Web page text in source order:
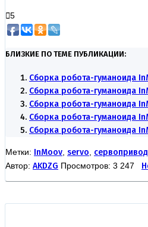
5
БЛИЗКИЕ ПО ТЕМЕ ПУБЛИКАЦИИ:
Сборка робота-гуманоида
Сборка робота-гуманоида
Сборка робота-гуманоида
Сборка робота-гуманоида
Сборка робота-гуманоида
Метки: InMoov servo сервопривод
Автор: AKDZG Просмотров: 3 247